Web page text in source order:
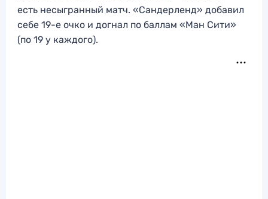
есть несыгранный матч. «Сандерленд» добавил
себе 19-е очко и догнал по баллам «Ман Сити»
(по 19 у каждого).